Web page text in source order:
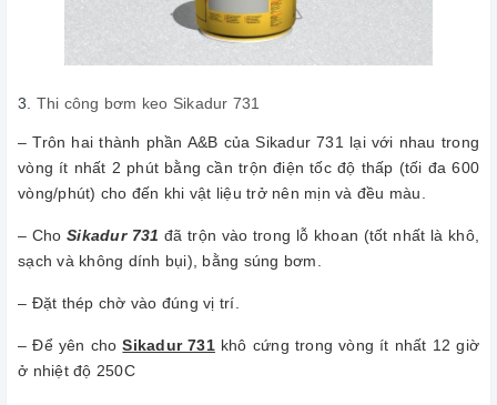
3. Thi công bơm keo Sikadur 731
– Trôn hai thành phần A&B của Sikadur 731 lại với nhau trong
vòng ít nhất 2 phút bằng cần trộn điện tốc độ thấp (tối đa 600
vòng/phút) cho đến khi vật liệu trở nên mịn và đều màu.
– ChoSikadur 731 đã trộn vào trong lỗ khoan (tốt nhất là khô,
sạch và không dính bụi), bằng súng bơm.
– Đặt thép chờ vào đúng vị trí.
– Để yên choSikadur 731khô cứng trong vòng ít nhất 12 giờ
ở nhiệt độ 25­­­­0C